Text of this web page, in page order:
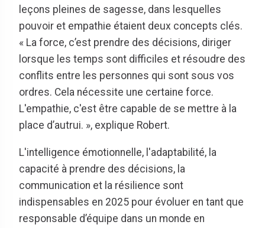
leçons pleines de sagesse, dans lesquelles
pouvoir et empathie étaient deux concepts clés.
« La force, c’est prendre des décisions, diriger
lorsque les temps sont difficiles et résoudre des
conflits entre les personnes qui sont sous vos
ordres. Cela nécessite une certaine force.
L'empathie, c'est être capable de se mettre à la
place d’autrui. », explique Robert.
L'intelligence émotionnelle, l'adaptabilité, la
capacité à prendre des décisions, la
communication et la résilience sont
indispensables en 2025 pour évoluer en tant que
responsable d’équipe dans un monde en